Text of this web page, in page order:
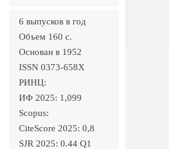
6 выпусков в год
Объем 160 c.
Основан в 1952
ISSN 0373-658X
РИНЦ:
ИФ 2025: 1,099
Scopus:
CiteScore 2025: 0,8
SJR 2025: 0.44 Q1